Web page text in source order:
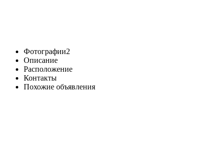
Фотографии2
Описание
Расположение
Контакты
Похожие объявления